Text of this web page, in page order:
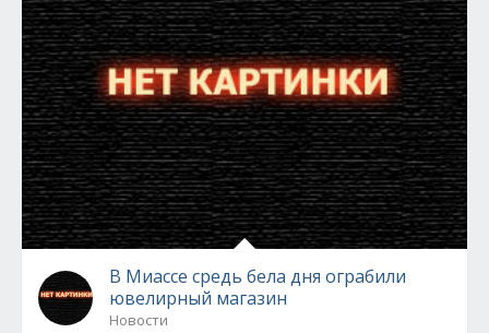
В Миассе средь бела дня ограбили
ювелирный магазин
Новости